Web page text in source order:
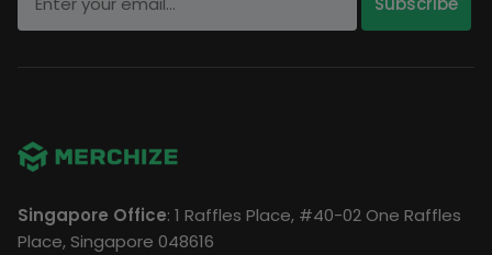
Singapore Office: 1 Raffles Place, #40-02 One Raffles
Place, Singapore 048616